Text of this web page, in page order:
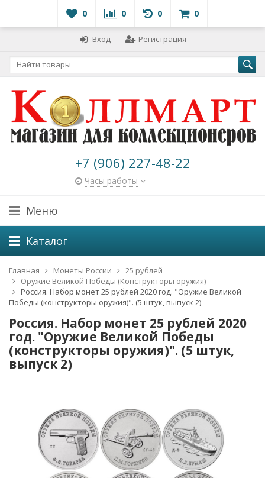
0 0 0 0
Вход Регистрация
+7 (906) 227-48-22
Часы работы
Меню
Каталог
Главная Монеты России
25 рублей
Оружие Великой Победы (Конструкторы оружия)
Россия. Набор монет 25 рублей 2020 год. "Оружие Великой
Победы (конструкторы оружия)". (5 штук, выпуск 2)
Россия. Набор монет 25 рублей 2020
год. "Оружие Великой Победы
(конструкторы оружия)". (5 штук,
выпуск 2)